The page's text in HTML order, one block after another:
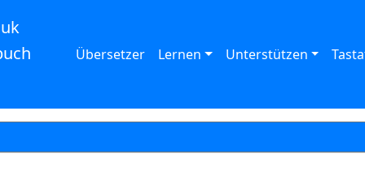
Übersetzer Lernen Unterstützen